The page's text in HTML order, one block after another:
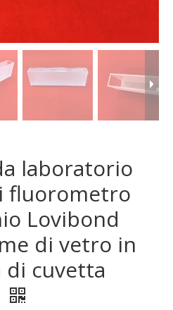
laboratorio
fluorometro
Lovibond
di vetro in
di cuvetta